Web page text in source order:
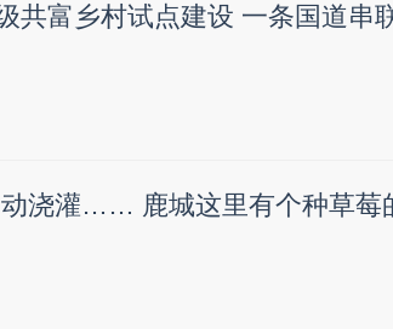
共富乡村试点建设 一条国道串
浇灌…… 鹿城这里有个种草莓